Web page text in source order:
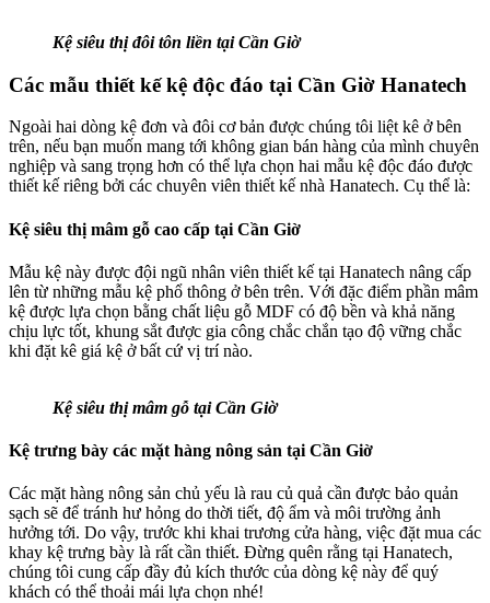
Kệ siêu thị đôi tôn liền tại Cần Giờ
Các mẫu thiết kế kệ độc đáo tại Cần Giờ Hanatech
Ngoài hai dòng kệ đơn và đôi cơ bản được chúng tôi liệt kê ở bên
trên, nếu bạn muốn mang tới không gian bán hàng của mình chuyên
nghiệp và sang trọng hơn có thể lựa chọn hai mẫu kệ độc đáo được
thiết kế riêng bởi các chuyên viên thiết kế nhà Hanatech. Cụ thể là:
Kệ siêu thị mâm gỗ cao cấp tại Cần Giờ
Mẫu kệ này được đội ngũ nhân viên thiết kế tại Hanatech nâng cấp
lên từ những mẫu kệ phổ thông ở bên trên. Với đặc điểm phần mâm
kệ được lựa chọn bằng chất liệu gỗ MDF có độ bền và khả năng
chịu lực tốt, khung sắt được gia công chắc chắn tạo độ vững chắc
khi đặt kê giá kệ ở bất cứ vị trí nào.
Kệ siêu thị mâm gỗ tại Cần Giờ
Kệ trưng bày các mặt hàng nông sản tại Cần Giờ
Các mặt hàng nông sản chủ yếu là rau củ quả cần được bảo quản
sạch sẽ để tránh hư hỏng do thời tiết, độ ẩm và môi trường ảnh
hưởng tới. Do vậy, trước khi khai trương cửa hàng, việc đặt mua các
khay kệ trưng bày là rất cần thiết. Đừng quên rằng tại Hanatech,
chúng tôi cung cấp đầy đủ kích thước của dòng kệ này để quý
khách có thể thoải mái lựa chọn nhé!